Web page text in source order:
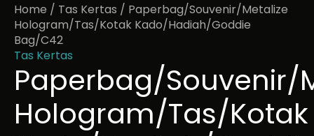
Home / Tas Kertas / Paperbag/Souvenir/Metalize
Hologram/Tas/Kotak Kado/Hadiah/Goddie
Bag/C42
Tas Kertas
Paperbag/Souvenir/
Hologram/Tas/Kotak